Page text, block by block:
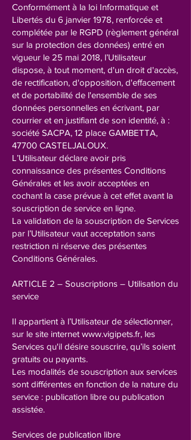
Conformément à la loi Informatique et
Libertés du 6 janvier 1978, renforcée et
complétée par le RGPD (règlement général
sur la protection des données) entré en
vigueur le 25 mai 2018, l’Utilisateur
dispose, à tout moment, d'un droit d'accès,
de rectification, d'opposition, d'effacement
et de portabilité de l'ensemble de ses
données personnelles en écrivant, par
courrier et en justifiant de son identité, à :
société SACPA, 12 place GAMBETTA,
47700 CASTELJALOUX.
L’Utilisateur déclare avoir pris
connaissance des présentes Conditions
Générales et les avoir acceptées en
cochant la case prévue à cet effet avant la
souscription de service en ligne.
La validation de la souscription de Services
par l’Utilisateur vaut acceptation sans
restriction ni réserve des présentes
Conditions Générales.
ARTICLE 2 – Souscriptions – Utilisation du
service
Il appartient à l’Utilisateur de sélectionner,
sur le site internet www.vigipets.fr, les
Services qu'il désire souscrire, qu’ils soient
gratuits ou payants.
Les modalités de souscription aux services
sont différentes en fonction de la nature du
service : publication libre ou publication
assistée.
Services de publication libre